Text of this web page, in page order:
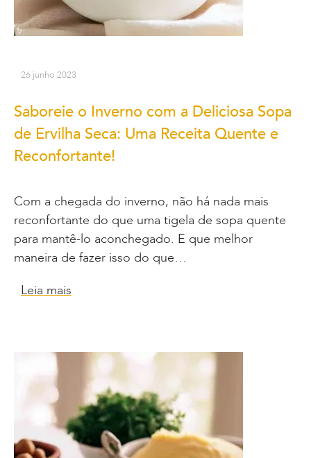
26 junho 2023
Saboreie o Inverno com a Deliciosa Sopa
de Ervilha Seca: Uma Receita Quente e
Reconfortante!
Com a chegada do inverno, não há nada mais
reconfortante do que uma tigela de sopa quente
para mantê-lo aconchegado. E que melhor
maneira de fazer isso do que…
Leia mais